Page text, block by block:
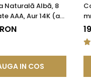
Naturală Albă, 8
AAA, Aur 14K (aur
IN COS